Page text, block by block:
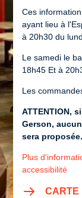
Ces
ayant lieu à
à 20h30 du
Le samedi le
18h45 Et à
Les
ATTENTION,
Gerson,
sera proposée.
Plus
accessibilité
CARTE